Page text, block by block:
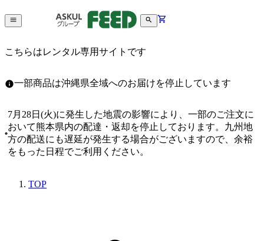
こちらはレンタル専用サイトです
一部商品は沖縄県全域へのお届けを停止しています
7月28日(火)に発生した地震の影響により、一部のご注文に
おいて熊本県内の配達・返却を停止しております。九州地
方の配送にも遅延が発生する場合がございますので、余裕
をもった日程でご利用ください。
TOP